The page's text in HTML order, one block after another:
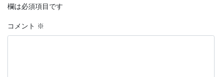
欄は必須項目です
コメント ※